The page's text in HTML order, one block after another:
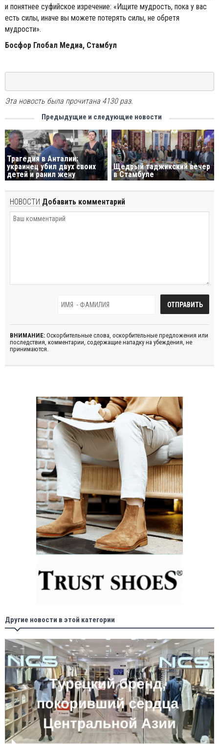
и понятнее суфийское изречение: «Ищите мудрость, пока у вас
есть силы, иначе вы можете потерять силы, не обретя
мудрости».
Босфор Глобал Медиа, Стамбул
Эта новость была прочитана 4130 раз.
Предыдущие и следующие новости
Трагедия в Анталии:
украинец убил двух своих
детей и ранил жену
Щедрый таджикский вечер
в Стамбуле
НОВОСТИ Добавить комментарий
ВНИМАНИЕ: Оскорбительные слова, оскорбительные предложения или
последствия, комментарии, содержащие нападку на убеждения, не
принимаются.
Другие новости в этой категории